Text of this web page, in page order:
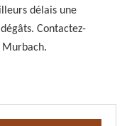
délais une
Contactez-
Murbach.